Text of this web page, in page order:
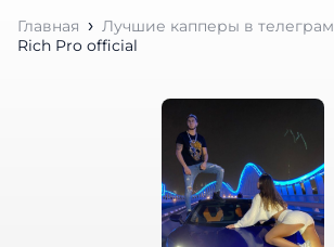
Главная
Лучшие капперы в
Rich Pro official